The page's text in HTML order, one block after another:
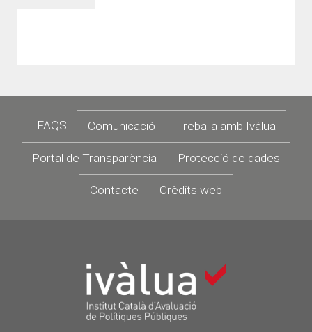
Footer
FAQS Comunicació Treballa amb Ivàlua
Portal de Transparència Protecció de dades
Contacte Crèdits web